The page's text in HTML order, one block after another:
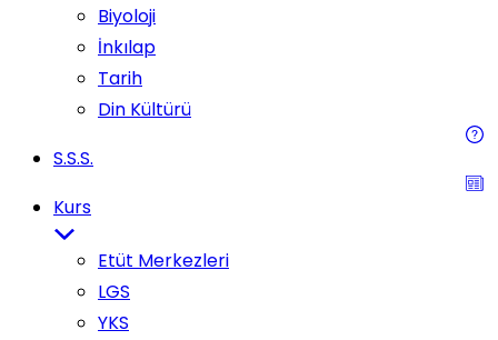
Biyoloji
İnkılap
Tarih
Din Kültürü
S.S.S.
Kurs
Etüt Merkezleri
LGS
YKS